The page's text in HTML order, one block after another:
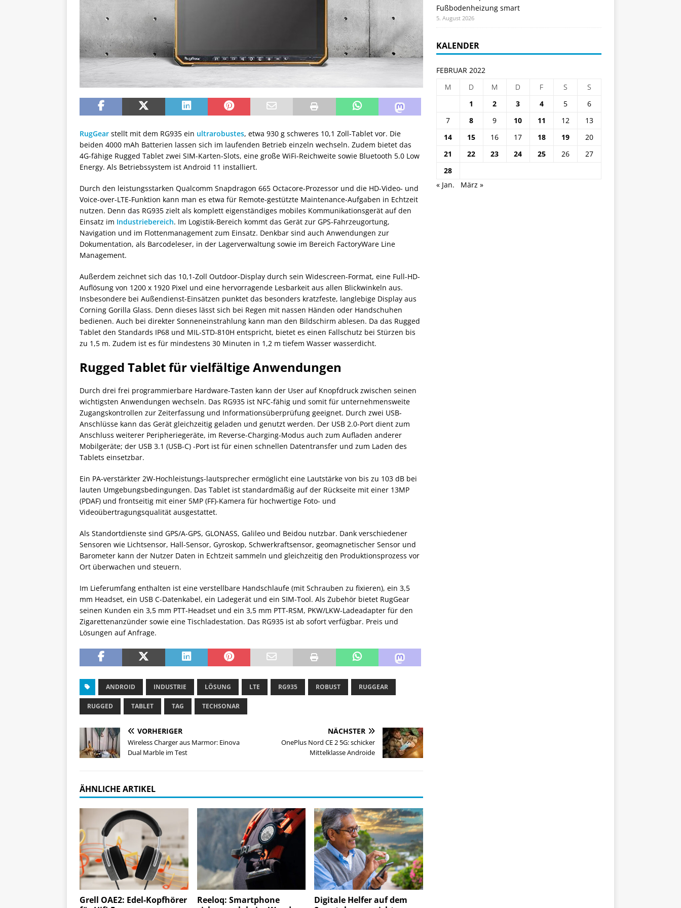
RugGear stellt mit dem RG935 ein ultrarobustes, etwa 930 g schweres 10,1 Zoll-Tablet vor. Die
beiden 4000 mAh Batterien lassen sich im laufenden Betrieb einzeln wechseln. Zudem bietet das
4G-fähige Rugged Tablet zwei SIM-Karten-Slots, eine große WiFi-Reichweite sowie Bluetooth 5.0 Low
Energy. Als Betriebssystem ist Android 11 installiert.
Durch den leistungsstarken Qualcomm Snapdragon 665 Octacore-Prozessor und die HD-Video- und
Voice-over-LTE-Funktion kann man es etwa für Remote-gestützte Maintenance-Aufgaben in Echtzeit
nutzen. Denn das RG935 zielt als komplett eigenständiges mobiles Kommunikationsgerät auf den
Einsatz im Industriebereich. Im Logistik-Bereich kommt das Gerät zur GPS-Fahrzeugortung,
Navigation und im Flottenmanagement zum Einsatz. Denkbar sind auch Anwendungen zur
Dokumentation, als Barcodeleser, in der Lagerverwaltung sowie im Bereich FactoryWare Line
Management.
Außerdem zeichnet sich das 10,1-Zoll Outdoor-Display durch sein Widescreen-Format, eine Full-HD-
Auflösung von 1200 x 1920 Pixel und eine hervorragende Lesbarkeit aus allen Blickwinkeln aus.
Insbesondere bei Außendienst-Einsätzen punktet das besonders kratzfeste, langlebige Display aus
Corning Gorilla Glass. Denn dieses lässt sich bei Regen mit nassen Händen oder Handschuhen
bedienen. Auch bei direkter Sonneneinstrahlung kann man den Bildschirm ablesen. Da das Rugged
Tablet den Standards IP68 und MIL-STD-810H entspricht, bietet es einen Fallschutz bei Stürzen bis
zu 1,5 m. Zudem ist es für mindestens 30 Minuten in 1,2 m tiefem Wasser wasserdicht.
Rugged Tablet für vielfältige Anwendungen
Durch drei frei programmierbare Hardware-Tasten kann der User auf Knopfdruck zwischen seinen
wichtigsten Anwendungen wechseln. Das RG935 ist NFC-fähig und somit für unternehmensweite
Zugangskontrollen zur Zeiterfassung und Informationsüberprüfung geeignet. Durch zwei USB-
Anschlüsse kann das Gerät gleichzeitig geladen und genutzt werden. Der USB 2.0-Port dient zum
Anschluss weiterer Peripheriegeräte, im Reverse-Charging-Modus auch zum Aufladen anderer
Mobilgeräte; der USB 3.1 (USB-C) -Port ist für einen schnellen Datentransfer und zum Laden des
Tablets einsetzbar.
Ein PA-verstärkter 2W-Hochleistungs-lautsprecher ermöglicht eine Lautstärke von bis zu 103 dB bei
lauten Umgebungsbedingungen. Das Tablet ist standardmäßig auf der Rückseite mit einer 13MP
(PDAF) und frontseitig mit einer 5MP (FF)-Kamera für hochwertige Foto- und
Videoübertragungsqualität ausgestattet.
Als Standortdienste sind GPS/A-GPS, GLONASS, Galileo und Beidou nutzbar. Dank verschiedener
Sensoren wie Lichtsensor, Hall-Sensor, Gyroskop, Schwerkraftsensor, geomagnetischer Sensor und
Barometer kann der Nutzer Daten in Echtzeit sammeln und gleichzeitig den Produktionsprozess vor
Ort überwachen und steuern.
Im Lieferumfang enthalten ist eine verstellbare Handschlaufe (mit Schrauben zu fixieren), ein 3,5
mm Headset, ein USB C-Datenkabel, ein Ladegerät und ein SIM-Tool. Als Zubehör bietet RugGear
seinen Kunden ein 3,5 mm PTT-Headset und ein 3,5 mm PTT-RSM, PKW/LKW-Ladeadapter für den
Zigarettenanzünder sowie eine Tischladestation. Das RG935 ist ab sofort verfügbar. Preis und
Lösungen auf Anfrage.
ANDROID INDUSTRIE LÖSUNG LTE RG935 ROBUST RUGGEAR
RUGGED TABLET TAG TECHSONAR
VORHERIGER
Wireless Charger aus Marmor: Einova
Dual Marble im Test
NÄCHSTER
OnePlus Nord CE 2 5G: schicker
Mittelklasse Androide
ÄHNLICHE ARTIKEL
Grell OAE2: Edel-Kopfhörer
Reeloq: Smartphone
Digitale Helfer auf dem
Fußbodenheizung smart
5. August 2026
KALENDER
FEBRUAR 2022
M
D M D F S
S
1
2 3 4 5
6
7
8 9 10 11 12
13
14
15 16 17 18 19
20
21
22 23 24 25 26
27
28
« Jan.
März »